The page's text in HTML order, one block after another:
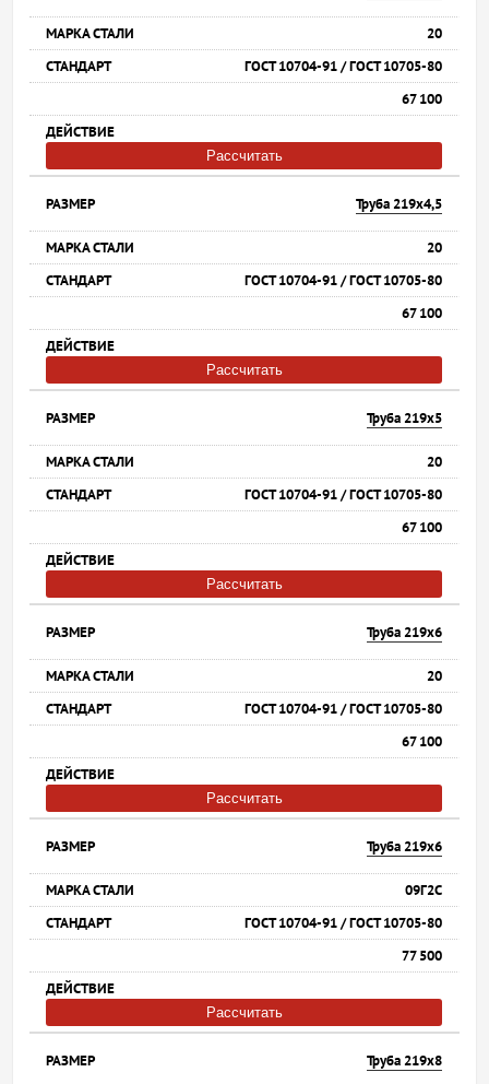
20
ГОСТ 10704-91 / ГОСТ 10705-80
67 100
Рассчитать
Труба 219х4,5
20
ГОСТ 10704-91 / ГОСТ 10705-80
67 100
Рассчитать
Труба 219х5
20
ГОСТ 10704-91 / ГОСТ 10705-80
67 100
Рассчитать
Труба 219х6
20
ГОСТ 10704-91 / ГОСТ 10705-80
67 100
Рассчитать
Труба 219х6
09Г2С
ГОСТ 10704-91 / ГОСТ 10705-80
77 500
Рассчитать
Труба 219х8